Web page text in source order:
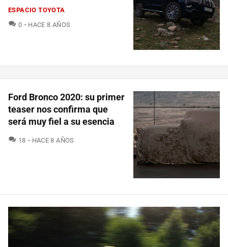
ESPACIO TOYOTA
0 COMENTARIOS
HACE 8 AÑOS
Ford Bronco 2020: su primer
teaser nos confirma que
será muy fiel a su esencia
18 COMENTARIOS
HACE 8 AÑOS